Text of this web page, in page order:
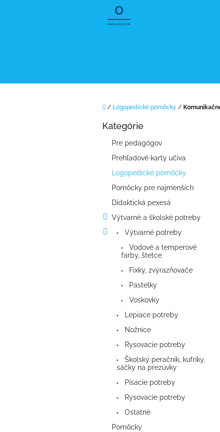
Domov
/ Logopedické pomôcky /
Preskočiť
Kategórie
Pre pedagógov
Prehľadové karty učiva
Logopedické pomôcky
Pomôcky pre najmenších
Didaktická pexesá
Výtvarné a školské potreby
Výtvarné potreby
Vodové a temperové
farby, štetce
Fixky, zvýrazňovače
Pastelky
Voskovky
Lepiace potreby
Nožnice
Rysovacie potreby
Školský peračník, kufríky,
sáčky na prezúvky
Písacie potreby
Rysovacie potreby
Ostatné
Pomôcky